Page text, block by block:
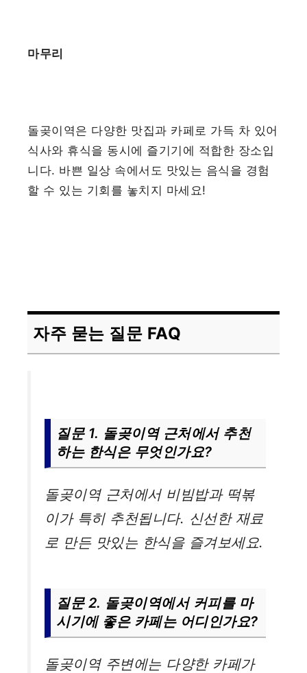
마무리
돌곶이역은 다양한 맛집과 카페로 가득 차 있어
식사와 휴식을 동시에 즐기기에 적합한 장소입
니다. 바쁜 일상 속에서도 맛있는 음식을 경험
할 수 있는 기회를 놓치지 마세요!
자주 묻는 질문 FAQ
질문 1. 돌곶이역 근처에서 추천
하는 한식은 무엇인가요?
돌곶이역 근처에서 비빔밥과 떡볶
이가 특히 추천됩니다. 신선한 재료
로 만든 맛있는 한식을 즐겨보세요.
질문 2. 돌곶이역에서 커피를 마
시기에 좋은 카페는 어디인가요?
돌곶이역 주변에는 다양한 카페가